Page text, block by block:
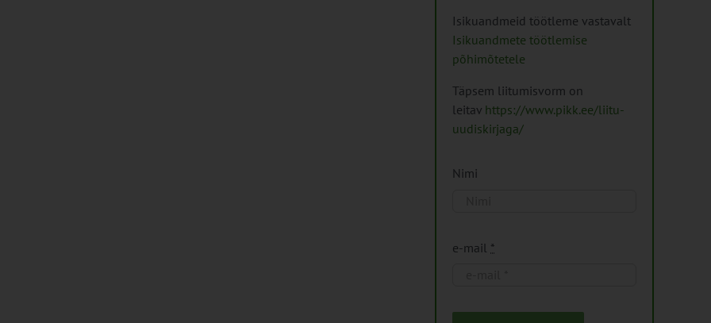
Isikuandmeid töötleme vastavalt
Isikuandmete töötlemise
põhimõtetele
Täpsem liitumisvorm on
leitav https://www.pikk.ee/liitu-
uudiskirjaga/
Nimi
e-mail *